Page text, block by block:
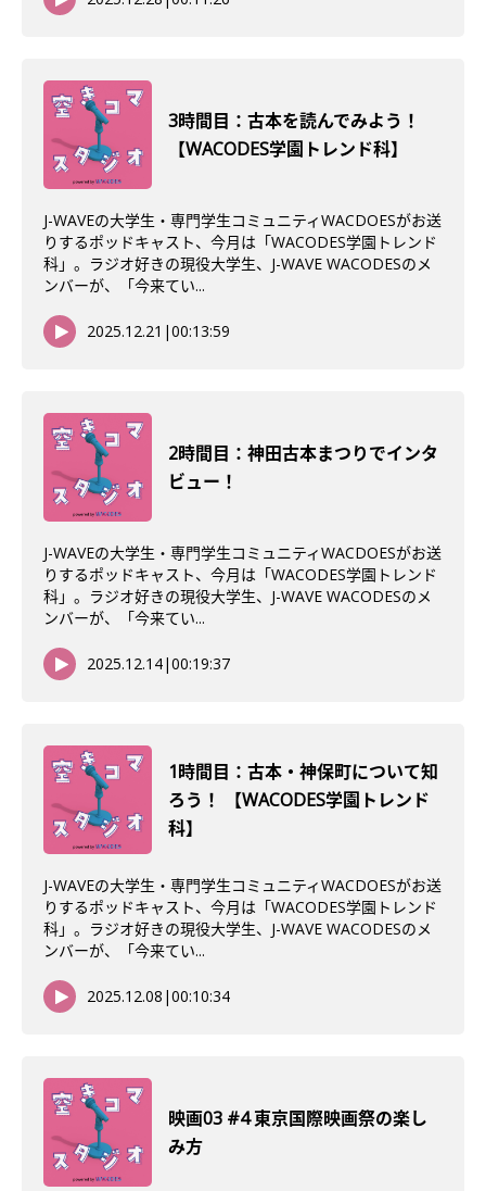
3時間目：古本を読んでみよう！
【WACODES学園トレンド科】
J-WAVEの大学生・専門学生コミュニティWACDOESがお送
りするポッドキャスト、今月は「WACODES学園トレンド
科」。ラジオ好きの現役大学生、J-WAVE WACODESのメ
ンバーが、「今来てい...
2025.12.21 |00:13:59
2時間目：神田古本まつりでインタ
ビュー！
J-WAVEの大学生・専門学生コミュニティWACDOESがお送
りするポッドキャスト、今月は「WACODES学園トレンド
科」。ラジオ好きの現役大学生、J-WAVE WACODESのメ
ンバーが、「今来てい...
2025.12.14|00:19:37
1時間目：古本・神保町について知
ろう！ 【WACODES学園トレンド
科】
J-WAVEの大学生・専門学生コミュニティWACDOESがお送
りするポッドキャスト、今月は「WACODES学園トレンド
科」。ラジオ好きの現役大学生、J-WAVE WACODESのメ
ンバーが、「今来てい...
2025.12.08 |00:10:34
映画03 #4 東京国際映画祭の楽し
み方